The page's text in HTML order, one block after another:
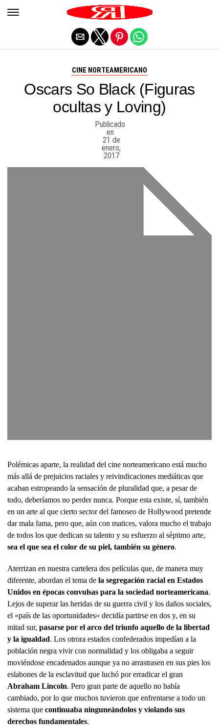
CINE NORTEAMERICANO
Oscars So Black (Figuras
ocultas y Loving)
Publicado
en
21 de
enero,
2017
Polémicas aparte, la realidad del cine norteamericano está mucho
más allá de prejuicios raciales y reivindicaciones mediáticas que
acaban estropeando la sensación de pluralidad que, a pesar de
todo, deberíamos no perder nunca. Porque esta existe, sí, también
en un arte al que cierto sector del famoseo de Hollywood pretende
dar mala fama, pero que, aún con matices, valora mucho el trabajo
de todos los que dedican su talento y su esfuerzo al séptimo arte,
sea el que sea el color de su piel, también su género.
Aterrizan en nuestra cartelera dos películas que, de manera muy
diferente, abordan el tema de la segregación racial en Estados
Unidos en épocas convulsas para la sociedad norteamericana.
Lejos de superar las heridas de su guerra civil y los daños sociales,
el «país de las oportunidades» decidía partirse en dos y, en su
mitad sur, pasarse por el arco del triunfo aquello de la libertad
y la igualdad. Los otrora estados confederados impedían a la
población negra vivir con normalidad y los obligaba a seguir
moviéndose encadenados aunque ya no arrastrasen en sus pies los
eslabones de la esclavitud que luchó por erradicar el gran
Abraham Lincoln. Pero gran parte de aquello no había
cambiado, por lo que muchos tuvieron que enfrentarse a todo un
sistema que continuaba ninguneándolos y violando sus
derechos fundamentales.
Salir de la versión móvil